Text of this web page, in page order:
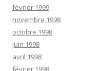
février 1999
novembre 1998
octobre 1998
juin 1998
avril 1998
février 1998